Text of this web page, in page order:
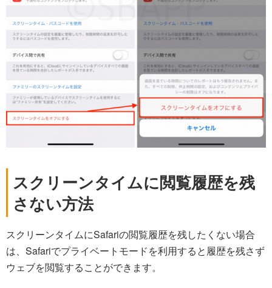
スクリーンタイムに閲覧履歴を残
さない方法
スクリーンタイムにSafariの閲覧履歴を残したくない場合
は、Safariでプライベートモードを利用すると履歴を残さず
ウェブを閲覧することができます。